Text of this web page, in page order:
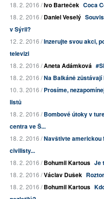
18. 2. 2016 /Ivo Barteček Coca
18. 2. 2016 /Daniel Veselý
v Sýrii?
12. 2. 2016 /Inzerujte svou akci,
televizi
18. 2. 2016 /Aneta Adámková
18. 2. 2016 /Na Balkáně zůstávají
10. 3. 2016 /Prosíme,
listů
18. 2. 2016 /Bombové útoky v
centra ve Š...
18. 2. 2016 /Navštivte americkou
civilisty...
18. 2. 2016 /Bohumil Kartous Je
18. 2. 2016 /Václav Dušek
18. 2. 2016 /Bohumil Kartous